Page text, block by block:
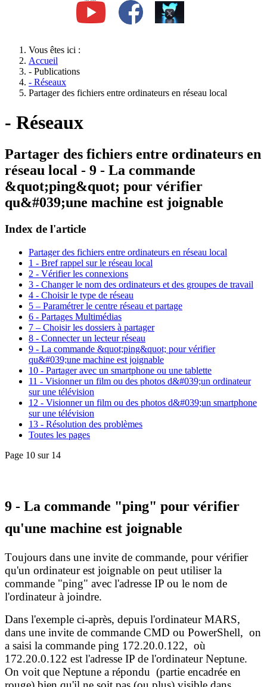
Vous êtes ici :
Accueil
- Publications
- Réseaux
Partager des fichiers entre ordinateurs en réseau local
- Réseaux
Partager des fichiers entre ordinateurs en
réseau local - 9 - La commande
&quot;ping&quot; pour vérifier
qu&#039;une machine est joignable
Index de l'article
Partager des fichiers entre ordinateurs en réseau local
1 - Bref rappel sur le réseau local
2 - Vérifier les connexions
3 - Changer le nom des ordinateurs et des groupes de travail
4 - Choisir le type de réseau
5 – Paramétrer le centre réseau et partage
6 - Partages Multimédias
7 – Choisir les dossiers à partager
8 - Connecter un lecteur réseau
9 - La commande &quot;ping&quot; pour vérifier
qu&#039;une machine est joignable
10 - Partager avec un smartphone ou une tablette
11 - Visionner un film ou des photos d&#039;un ordinateur
sur une télévision
12 - Visionner un film ou des photos d&#039;un smartphone
sur une télévision
13 - Résolution des problèmes
Toutes les pages
Page 10 sur 14
9 - La commande "ping" pour vérifier
qu'une machine est joignable
Toujours dans une invite de commande, pour vérifier
qu'un ordinateur est joignable on peut utiliser la
commande "ping" avec l'adresse IP ou le nom de
l'ordinateur à joindre.
Dans l'exemple ci-après, depuis l'ordinateur MARS,
dans une invite de commande CMD ou PowerShell, on
a saisi la commande ping 172.20.0.122, où
172.20.0.122 est l'adresse IP de l'ordinateur Neptune.
On voit que Neptune a répondu (partie encadrée en